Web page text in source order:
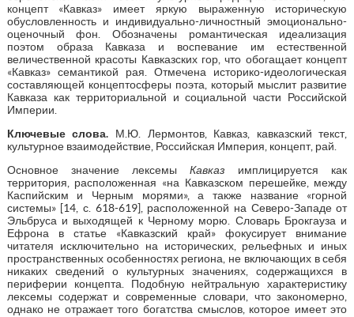
концепт «Кавказ» имеет яркую выраженную историческую
обусловленность и индивидуально-личностный эмоционально-
оценочный фон. Обозначены романтическая идеализация
поэтом образа Кавказа и воспевание им естественной
величественной красоты Кавказских гор, что обогащает концепт
«Кавказ» семантикой рая. Отмечена историко-идеологическая
составляющей концептосферы поэта, который мыслит развитие
Кавказа как территориальной и социальной части Российской
Империи.
Ключевые слова. М.Ю. Лермонтов, Кавказ, кавказский текст,
культурное взаимодействие, Российская Империя, концепт, рай.
Основное значение лексемыКавказ имплицируется как
территория, расположенная «на Кавказском перешейке, между
Каспийским и Черным морями», а также название «горной
системы» [14, с. 618-619], расположенной на Северо-Западе от
Эльбруса и выходящей к Черному морю. Словарь Брокгауза и
Ефрона в статье «Кавказский край» фокусирует внимание
читателя исключительно на исторических, рельефных и иных
пространственных особенностях региона, не включающих в себя
никаких сведений о культурных значениях, содержащихся в
периферии концепта. Подобную нейтральную характеристику
лексемы содержат и современные словари, что закономерно,
однако не отражает того богатства смыслов, которое имеет это